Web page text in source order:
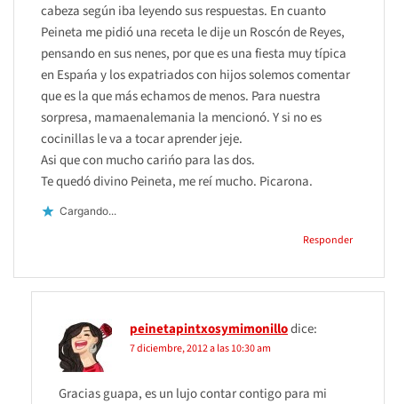
cabeza según iba leyendo sus respuestas. En cuanto
Peineta me pidió una receta le dije un Roscón de Reyes,
pensando en sus nenes, por que es una fiesta muy típica
en Espańa y los expatriados con hijos solemos comentar
que es la que más echamos de menos. Para nuestra
sorpresa, mamaenalemania la mencionó. Y si no es
cocinillas le va a tocar aprender jeje.
Asi que con mucho carińo para las dos.
Te quedó divino Peineta, me reí mucho. Picarona.
Cargando...
Responder
peinetapintxosymimonillodice:
7 diciembre, 2012 a las 10:30 am
Gracias guapa, es un lujo contar contigo para mi